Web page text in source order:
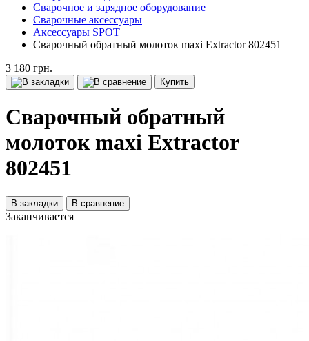
Сварочное и зарядное оборудование
Сварочные аксессуары
Аксессуары SPOT
Сварочный обратный молоток maxi Extractor 802451
3 180 грн.
Купить
Сварочный обратный
молоток maxi Extractor
802451
В закладки В сравнение
Заканчивается